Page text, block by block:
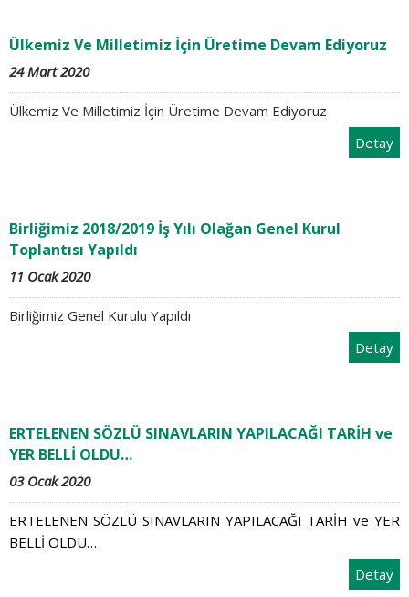
Ülkemiz Ve Milletimiz İçin Üretime Devam Ediyoruz
24 Mart 2020
Ülkemiz Ve Milletimiz İçin Üretime Devam Ediyoruz
Detay
Birliğimiz 2018/2019 İş Yılı Olağan Genel Kurul
Toplantısı Yapıldı
11 Ocak 2020
Birliğimiz Genel Kurulu Yapıldı
Detay
ERTELENEN SÖZLÜ SINAVLARIN YAPILACAĞI TARİH ve
YER BELLİ OLDU…
03 Ocak 2020
ERTELENEN SÖZLÜ SINAVLARIN YAPILACAĞI TARİH ve YER
BELLİ OLDU…
Detay